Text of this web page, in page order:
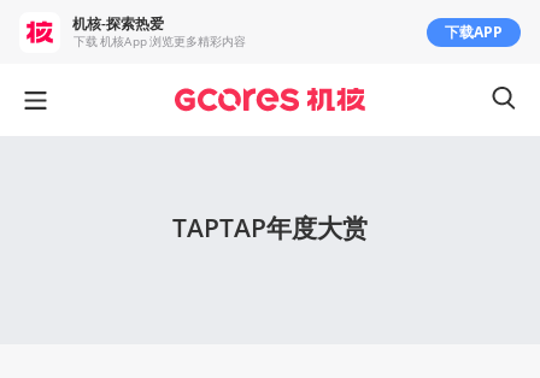
TAPTAP年度大赏
机核-探索热爱
下载 机核App 浏览更多精彩内容 下载APP